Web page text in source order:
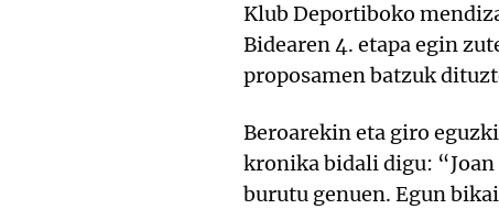
Klub Deportiboko
Bidearen 4. etapa egin
proposamen batzuk
Beroarekin eta giro
kronika bidali digu:
burutu genuen. Egun